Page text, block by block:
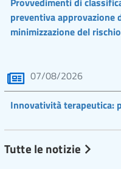
preventiva approvazione
minimizzazione del rischio
07/08/2026
Innovatività terapeutica:
Tutte le notizie